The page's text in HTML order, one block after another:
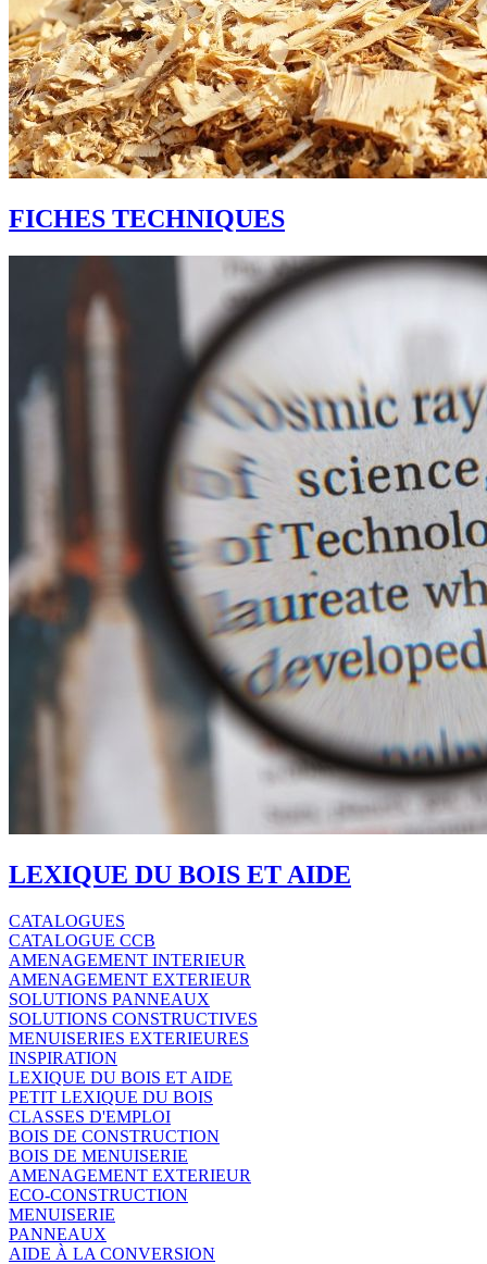
FICHES TECHNIQUES
LEXIQUE DU BOIS ET AIDE
CATALOGUES
CATALOGUE CCB
AMENAGEMENT INTERIEUR
AMENAGEMENT EXTERIEUR
SOLUTIONS PANNEAUX
SOLUTIONS CONSTRUCTIVES
MENUISERIES EXTERIEURES
INSPIRATION
LEXIQUE DU BOIS ET AIDE
PETIT LEXIQUE DU BOIS
CLASSES D'EMPLOI
BOIS DE CONSTRUCTION
BOIS DE MENUISERIE
AMENAGEMENT EXTERIEUR
ECO-CONSTRUCTION
MENUISERIE
PANNEAUX
AIDE À LA CONVERSION